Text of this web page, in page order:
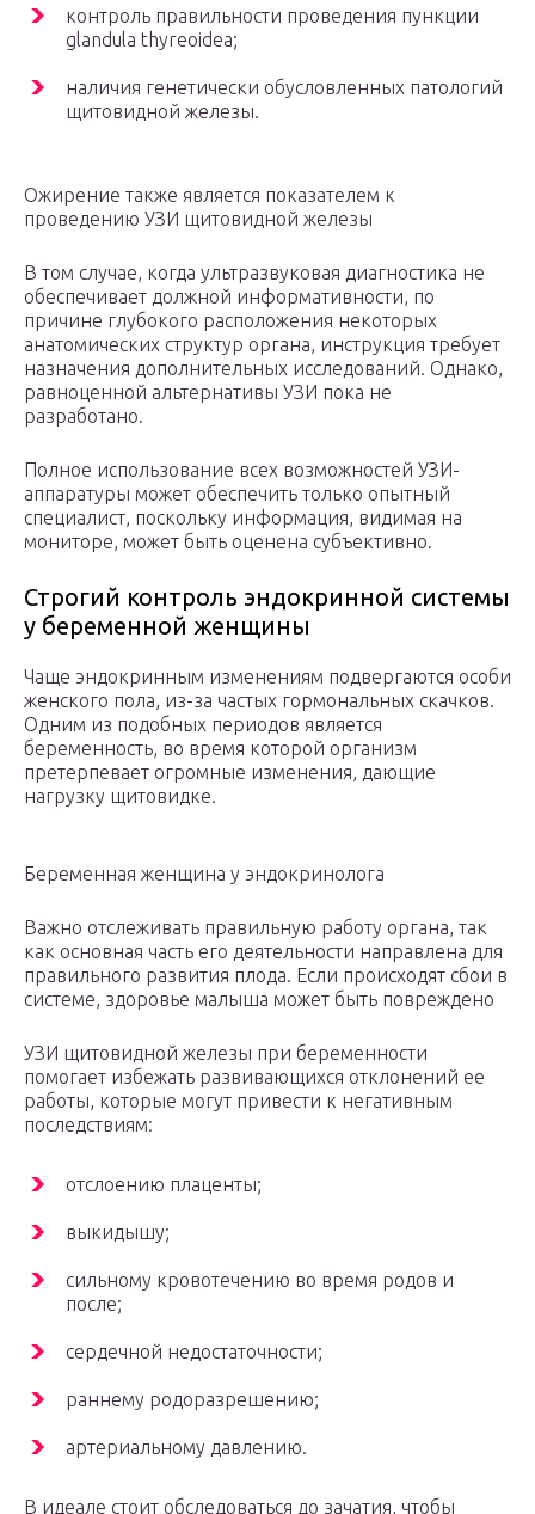
контроль правильности проведения пункции
glandula thyreoidea;
наличия генетически обусловленных патологий
щитовидной железы.
Ожирение также является показателем к
проведению УЗИ щитовидной железы
В том случае, когда ультразвуковая диагностика не
обеспечивает должной информативности, по
причине глубокого расположения некоторых
анатомических структур органа, инструкция требует
назначения дополнительных исследований. Однако,
равноценной альтернативы УЗИ пока не
разработано.
Полное использование всех возможностей УЗИ-
аппаратуры может обеспечить только опытный
специалист, поскольку информация, видимая на
мониторе, может быть оценена субъективно.
Строгий контроль эндокринной системы
у беременной женщины
Чаще эндокринным изменениям подвергаются особи
женского пола, из-за частых гормональных скачков.
Одним из подобных периодов является
беременность, во время которой организм
претерпевает огромные изменения, дающие
нагрузку щитовидке.
Беременная женщина у эндокринолога
Важно отслеживать правильную работу органа, так
как основная часть его деятельности направлена для
правильного развития плода. Если происходят сбои в
системе, здоровье малыша может быть повреждено
УЗИ щитовидной железы при беременности
помогает избежать развивающихся отклонений ее
работы, которые могут привести к негативным
последствиям:
отслоению плаценты;
выкидышу;
сильному кровотечению во время родов и
после;
сердечной недостаточности;
раннему родоразрешению;
артериальному давлению.
В идеале стоит обследоваться до зачатия, чтобы